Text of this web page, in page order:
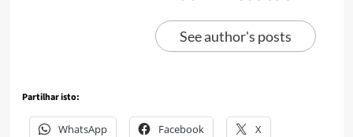
See author's posts
Partilhar isto:
WhatsApp Facebook X